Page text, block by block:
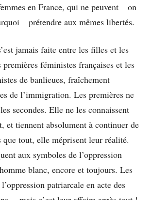
en France, qui ne peuvent – on
– prétendre aux mêmes libertés.
jamais faite entre les filles et les
féministes françaises et les
de banlieues, fraîchement
de l’immigration. Les premières ne
secondes. Elle ne les connaissent
et tiennent absolument à continuer de
que tout, elle méprisent leur réalité.
aux symboles de l’oppression
blanc, encore et toujours. Les
patriarcale en acte des